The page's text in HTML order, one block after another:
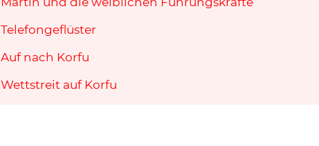
Telefongeflüster
Auf nach Korfu
Wettstreit auf Korfu